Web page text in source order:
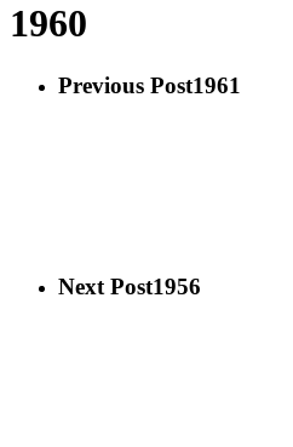
1960
Previous Post1961
Next Post1956